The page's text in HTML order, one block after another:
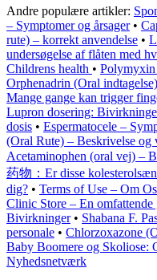
Andre populære artikler:
– Symptomer og årsager•
rute) – korrekt anvendelse •
undersøgelse af flåten med
Childrens health • Polymyxin
Orphenadrin (Oral
Mange gange kan trigger
Lupron dosering:
dosis • Espermatocele –
(Oral Rute) – Beskrivelse og
Acetaminophen (oral vej) –
药物：Er disse
dig? • Terms of Use – Om Os
Clinic Store – En omfattende
Bivirkninger• Shabana F.
personale • Chlorzoxazone
Baby Boomere og Skoliose:
Nyhedsnetværk